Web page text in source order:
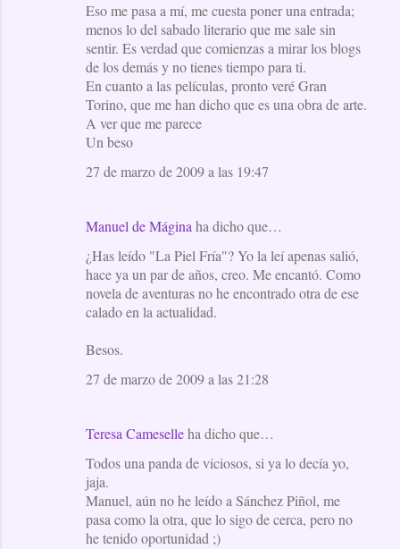
Eso me pasa a mí, me cuesta poner una entrada;
menos lo del sabado literario que me sale sin
sentir. Es verdad que comienzas a mirar los blogs
de los demás y no tienes tiempo para ti.
En cuanto a las películas, pronto veré Gran
Torino, que me han dicho que es una obra de arte.
A ver que me parece
Un beso
27 de marzo de 2009 a las 19:47
Manuel de Mágina ha dicho que…
¿Has leído "La Piel Fría"? Yo la leí apenas salió,
hace ya un par de años, creo. Me encantó. Como
novela de aventuras no he encontrado otra de ese
calado en la actualidad.
Besos.
27 de marzo de 2009 a las 21:28
Teresa Cameselleha dicho que…
Todos una panda de viciosos, si ya lo decía yo,
jaja.
Manuel, aún no he leído a Sánchez Piñol, me
pasa como la otra, que lo sigo de cerca, pero no
he tenido oportunidad ;)